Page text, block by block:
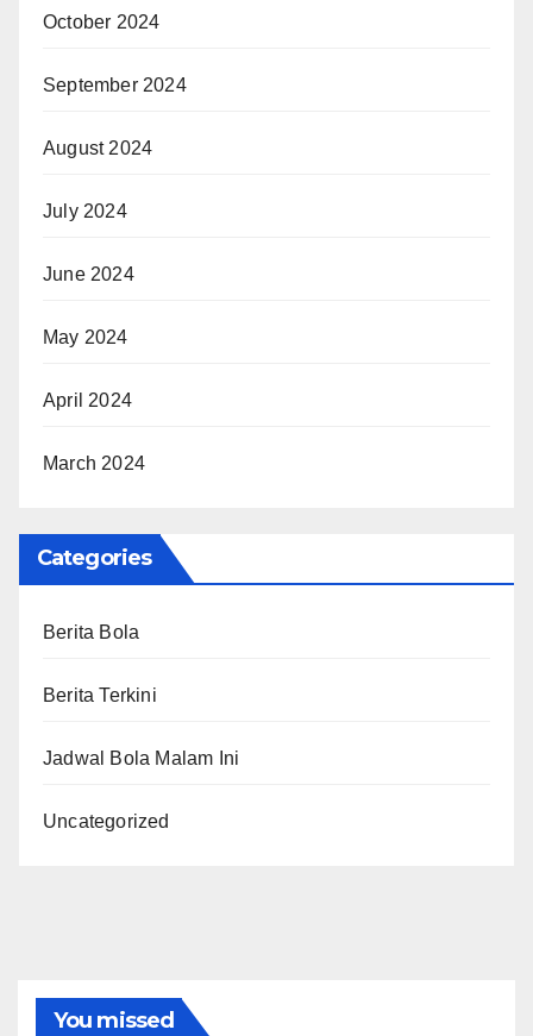
October 2024
September 2024
August 2024
July 2024
June 2024
May 2024
April 2024
March 2024
Categories
Berita Bola
Berita Terkini
Jadwal Bola Malam Ini
Uncategorized
You missed